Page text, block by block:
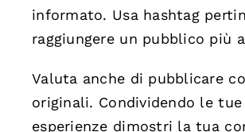
informato. Usa hashtag
raggiungere un pubblico più
Valuta anche di pubblicare
originali. Condividendo le tue
esperienze dimostri la tua